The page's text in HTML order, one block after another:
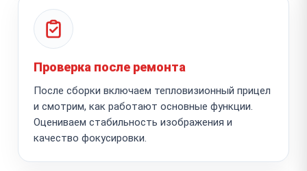
Проверка после ремонта
После сборки включаем тепловизионный прицел
и смотрим, как работают основные функции.
Оцениваем стабильность изображения и
качество фокусировки.